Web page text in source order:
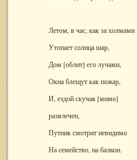
Летом, в час, как за холмами
Утопает солнца шар,
Дом [облит] его лучами,
Окна блещут как пожар,
И, ездой скучая [мимо]
развлечен,
Путник смотрит невидимо
На семейство, на балкон.